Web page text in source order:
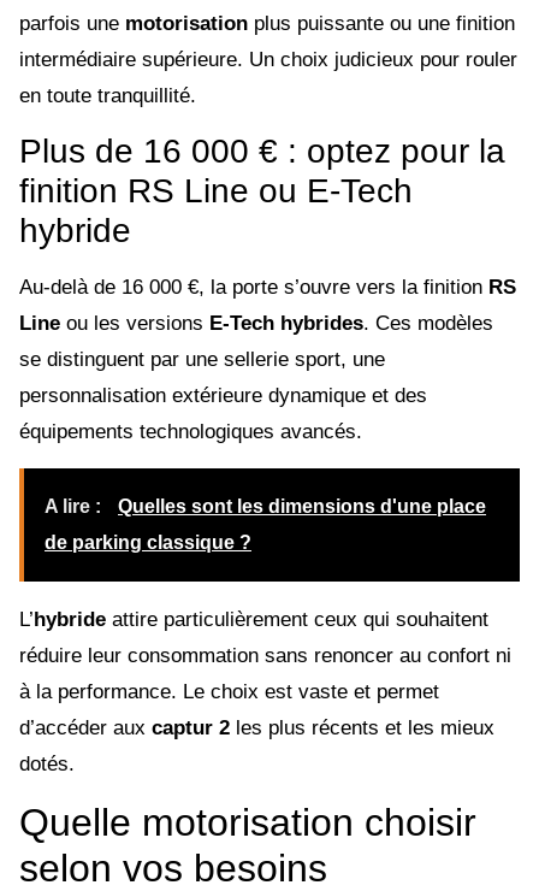
parfois une motorisation plus puissante ou une finition
intermédiaire supérieure. Un choix judicieux pour rouler
en toute tranquillité.
Plus de 16 000 € : optez pour la
finition RS Line ou E-Tech
hybride
Au-delà de 16 000 €, la porte s’ouvre vers la finition RS
Line ou les versions E-Tech hybrides. Ces modèles
se distinguent par une sellerie sport, une
personnalisation extérieure dynamique et des
équipements technologiques avancés.
A lire :
Quelles sont les dimensions d'une place
de parking classique ?
L’hybride attire particulièrement ceux qui souhaitent
réduire leur consommation sans renoncer au confort ni
à la performance. Le choix est vaste et permet
d’accéder aux captur 2 les plus récents et les mieux
dotés.
Quelle motorisation choisir
selon vos besoins